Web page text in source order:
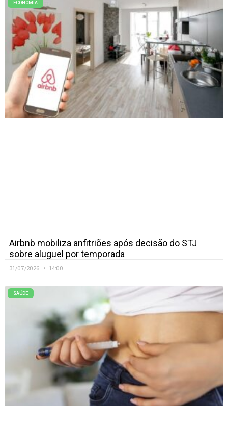
ECONOMIA
Airbnb mobiliza anfitriões após decisão do STJ
sobre aluguel por temporada
31/07/2026 14:00
SAÚDE